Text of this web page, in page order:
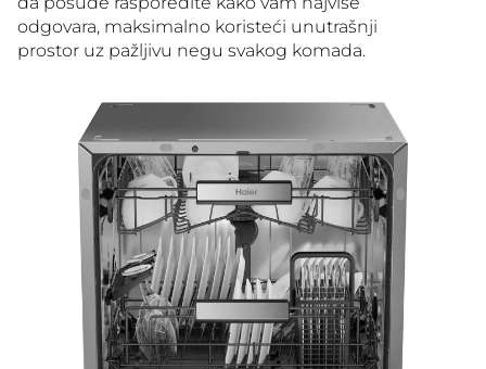
odgovara, maksimalno koristeći unutrašnji
prostor uz pažljivu negu svakog komada.